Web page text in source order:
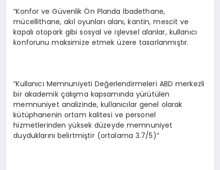
“Konfor ve Güvenlik Ön Planda İbadethane,
mücellithane, akıl oyunları alanı, kantin, mescit ve
kapalı otopark gibi sosyal ve işlevsel alanlar, kullanıcı
konforunu maksimize etmek üzere tasarlanmıştır.
“Kullanıcı Memnuniyeti Değerlendirmeleri ABD merkezli
bir akademik çalışma kapsamında yürütülen
memnuniyet analizinde, kullanıcılar genel olarak
kütüphanenin ortam kalitesi ve personel
hizmetlerinden yüksek düzeyde memnuniyet
duyduklarını belirtmiştir (ortalama 3.7/5)”